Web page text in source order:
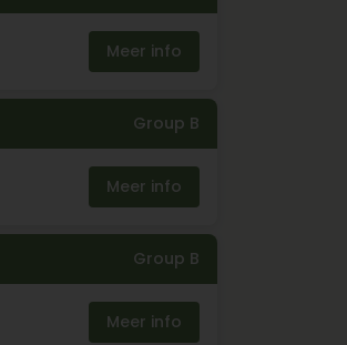
Meer info
Group B
Meer info
Group B
Meer info